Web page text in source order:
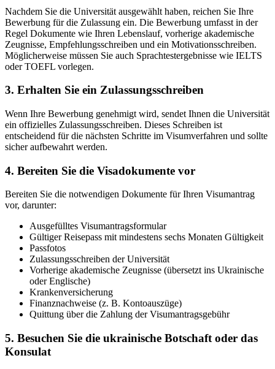
Nachdem Sie die Universität ausgewählt haben, reichen Sie Ihre
Bewerbung für die Zulassung ein. Die Bewerbung umfasst in der
Regel Dokumente wie Ihren Lebenslauf, vorherige akademische
Zeugnisse, Empfehlungsschreiben und ein Motivationsschreiben.
Möglicherweise müssen Sie auch Sprachtestergebnisse wie IELTS
oder TOEFL vorlegen.
3. Erhalten Sie ein Zulassungsschreiben
Wenn Ihre Bewerbung genehmigt wird, sendet Ihnen die Universität
ein offizielles Zulassungsschreiben. Dieses Schreiben ist
entscheidend für die nächsten Schritte im Visumverfahren und sollte
sicher aufbewahrt werden.
4. Bereiten Sie die Visadokumente vor
Bereiten Sie die notwendigen Dokumente für Ihren Visumantrag
vor, darunter:
Ausgefülltes Visumantragsformular
Gültiger Reisepass mit mindestens sechs Monaten Gültigkeit
Passfotos
Zulassungsschreiben der Universität
Vorherige akademische Zeugnisse (übersetzt ins Ukrainische
oder Englische)
Krankenversicherung
Finanznachweise (z. B. Kontoauszüge)
Quittung über die Zahlung der Visumantragsgebühr
5. Besuchen Sie die ukrainische Botschaft oder das
Konsulat